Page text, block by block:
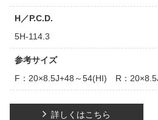
H／P.C.D.
5H-114.3
参考サイズ
F：20×8.5J+48～54(HI) R：
詳しくはこちら